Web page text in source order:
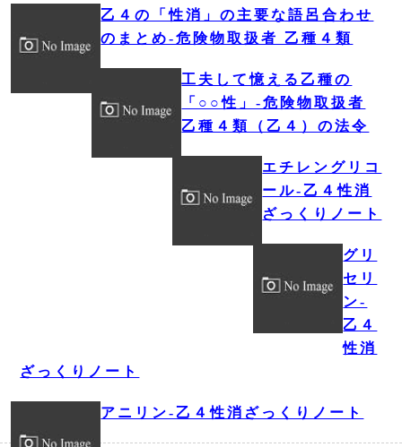
乙４の「性消」の主要な語呂合わせ
のまとめ‐危険物取扱者 乙種４類
工夫して憶える乙種の
「○○性」‐危険物取扱者
乙種４類（乙４）の法令
エチレングリコ
ール‐乙４性消
ざっくりノート
グリ
セリ
ン‐
乙４
性消
ざっくりノート
アニリン‐乙４性消ざっくりノート